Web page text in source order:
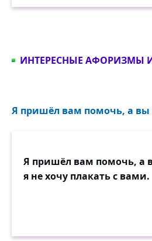
ИНТЕРЕСНЫЕ АФОРИЗМЫ
Я пришёл вам помочь, а вы
Я пришёл вам помочь, а
я не хочу плакать с вами.